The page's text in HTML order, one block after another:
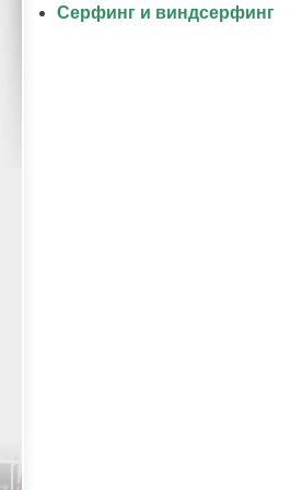
Серфинг и виндсерфинг